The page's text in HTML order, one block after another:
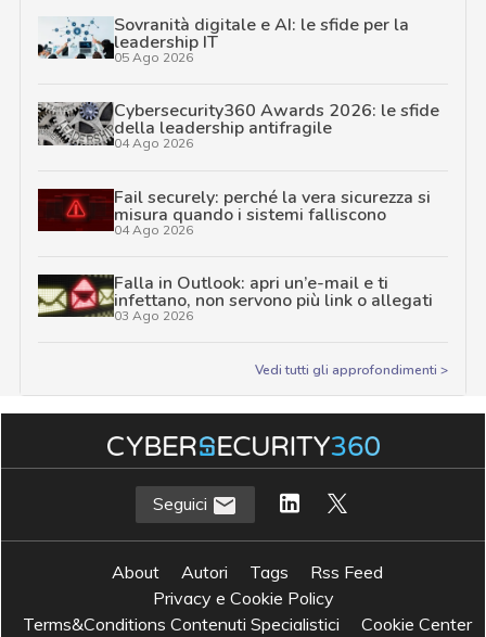
Sovranità digitale e AI: le sfide per la
leadership IT
05 Ago 2026
Cybersecurity360 Awards 2026: le sfide
della leadership antifragile
04 Ago 2026
Fail securely: perché la vera sicurezza si
misura quando i sistemi falliscono
04 Ago 2026
Falla in Outlook: apri un’e-mail e ti
infettano, non servono più link o allegati
03 Ago 2026
Vedi tutti gli approfondimenti >
Seguici
About Autori Tags
Rss Feed
Privacy e Cookie Policy
Terms&Conditions Contenuti Specialistici
Cookie Center